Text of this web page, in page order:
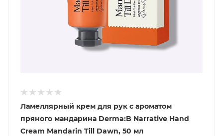
Ламеллярный крем для рук c ароматом
пряного мандарина Derma:B Narrative Hand
Cream Mandarin Till Dawn, 50 мл